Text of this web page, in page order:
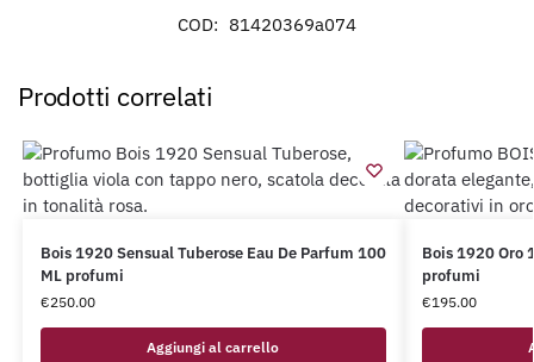
COD: 81420369a074
Prodotti correlati
Bois 1920 Sensual Tuberose Eau De Parfum 100
ML profumi
€250.00
Aggiungi al carrello
Bois 1920 Oro 1920 Eau De Parfum 100 ML
profumi
€195.00